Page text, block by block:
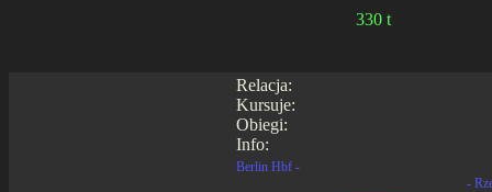
330 t
Relacja:
Kursuje:
Obiegi:
Info:
Berlin Hbf -
-